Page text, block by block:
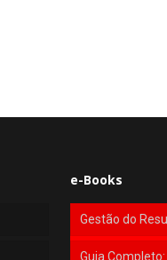
e-Books
Gestão do
Guia